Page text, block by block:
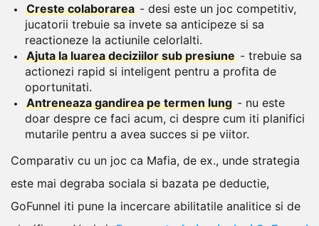
Creste colaborarea - desi este un joc competitiv,
jucatorii trebuie sa invete sa anticipeze si sa
reactioneze la actiunile celorlalti.
Ajuta la luarea deciziilor sub presiune - trebuie sa
actionezi rapid si inteligent pentru a profita de
oportunitati.
Antreneaza gandirea pe termen lung - nu este
doar despre ce faci acum, ci despre cum iti planifici
mutarile pentru a avea succes si pe viitor.
Comparativ cu un joc ca Mafia, de ex., unde strategia
este mai degraba sociala si bazata pe deductie,
GoFunnel iti pune la incercare abilitatile analitice si de